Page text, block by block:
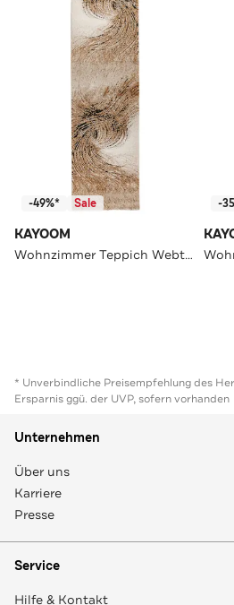
-49%* Sale
KAYOOM
Wohnzimmer Teppich Webteppich Firenze 487
-
* Unverbindliche Preisempfehlung des
Ersparnis ggü. der UVP, sofern vorhanden
Unternehmen
Über uns
Karriere
Presse
Service
Hilfe & Kontakt